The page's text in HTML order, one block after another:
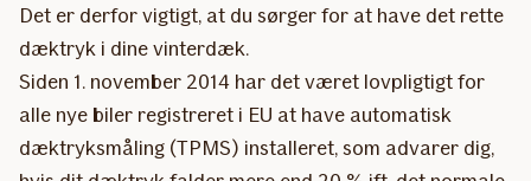
Det er derfor vigtigt, at du sørger for at have det rette
dæktryk i dine vinterdæk.
Siden 1. november 2014 har det været lovpligtigt for
alle nye biler registreret i EU at have automatisk
dæktryksmåling (TPMS) installeret, som advarer dig,